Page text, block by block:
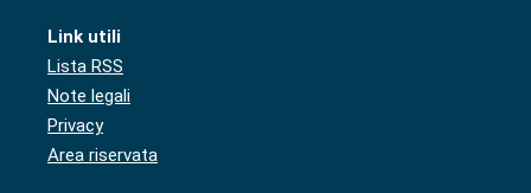
Link utili
Lista RSS
Note legali
Privacy
Area riservata